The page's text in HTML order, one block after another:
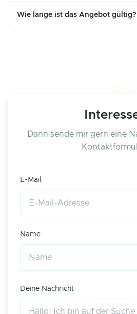
Wie lange ist das Angebot gültig?
Dann sende mir gern eine
E-Mail
Name
Deine Nachricht